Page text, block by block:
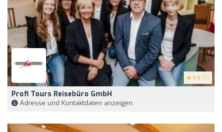
4.6 (9)
Profi Tours Reisebüro GmbH
Adresse und Kontaktdaten anzeigen